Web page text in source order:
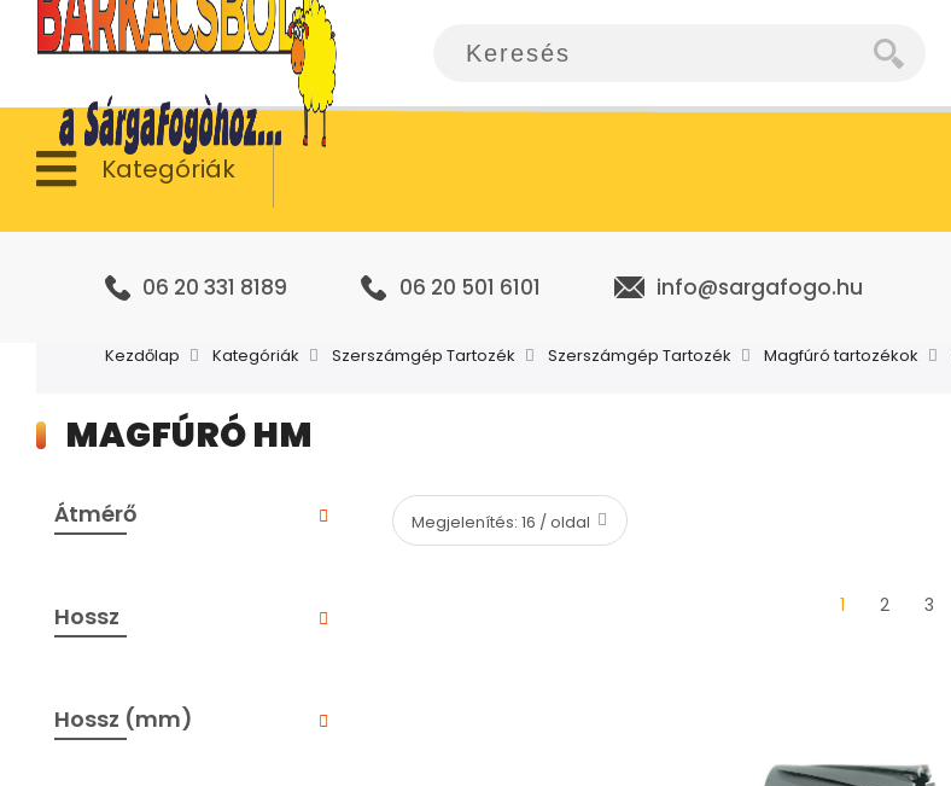
Kategóriák
06 20 331 8189 06 20 501 6101 info@sargafogo.hu
Kezdőlap Kategóriák Szerszámgép Tartozék Szerszámgép Tartozék Magfúró tartozékok
MAGFÚRÓ HM
1 2 3
Átmérő
Hossz
Hossz (mm)